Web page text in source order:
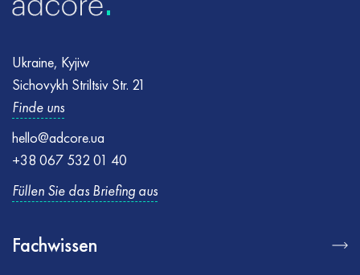
Ukraine, Kyjiw
Sichovykh Striltsiv Str. 21
Finde uns
hello@adcore.ua
+38 067 532 01 40
Füllen Sie das Briefing aus
Fachwissen